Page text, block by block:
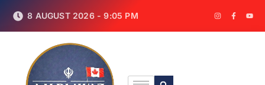
8 AUGUST 2026 - 9:05 PM